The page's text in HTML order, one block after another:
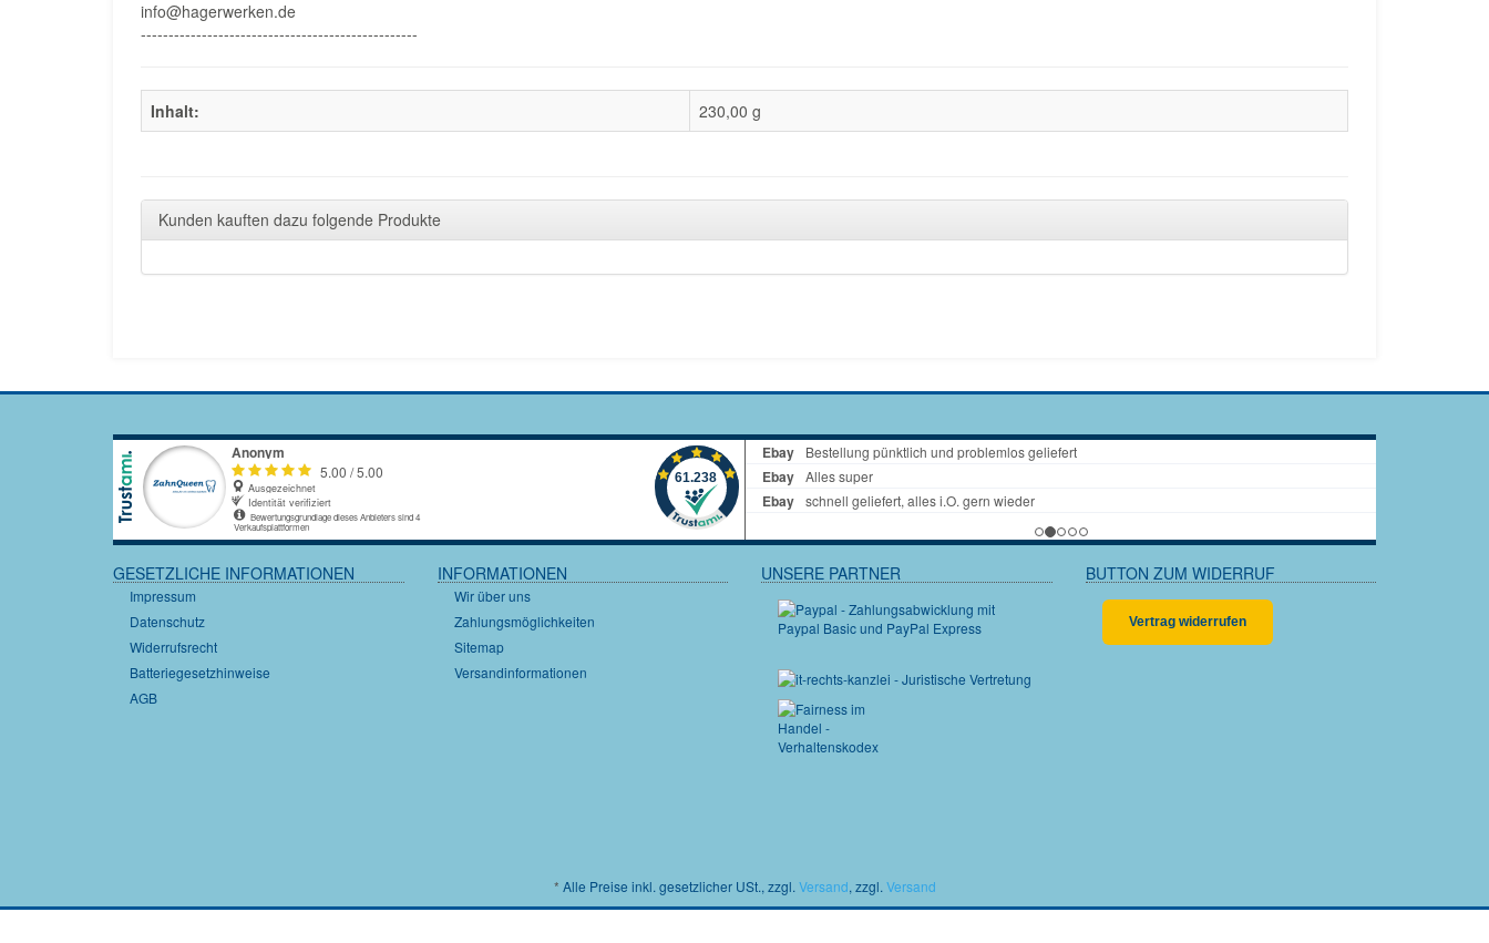
info@hagerwerken.de
--------------------------------------------------
Inhalt: 230,00 g
Kunden kauften dazu folgende Produkte
GESETZLICHE INFORMATIONEN
Impressum
Datenschutz
Widerrufsrecht
Batteriegesetzhinweise
AGB
INFORMATIONEN
Wir über uns
Zahlungsmöglichkeiten
Sitemap
Versandinformationen
UNSERE PARTNER BUTTON ZUM WIDERRUF
Vertrag widerrufen
* Alle Preise inkl. gesetzlicher USt., zzgl. Versand, zzgl. Versand